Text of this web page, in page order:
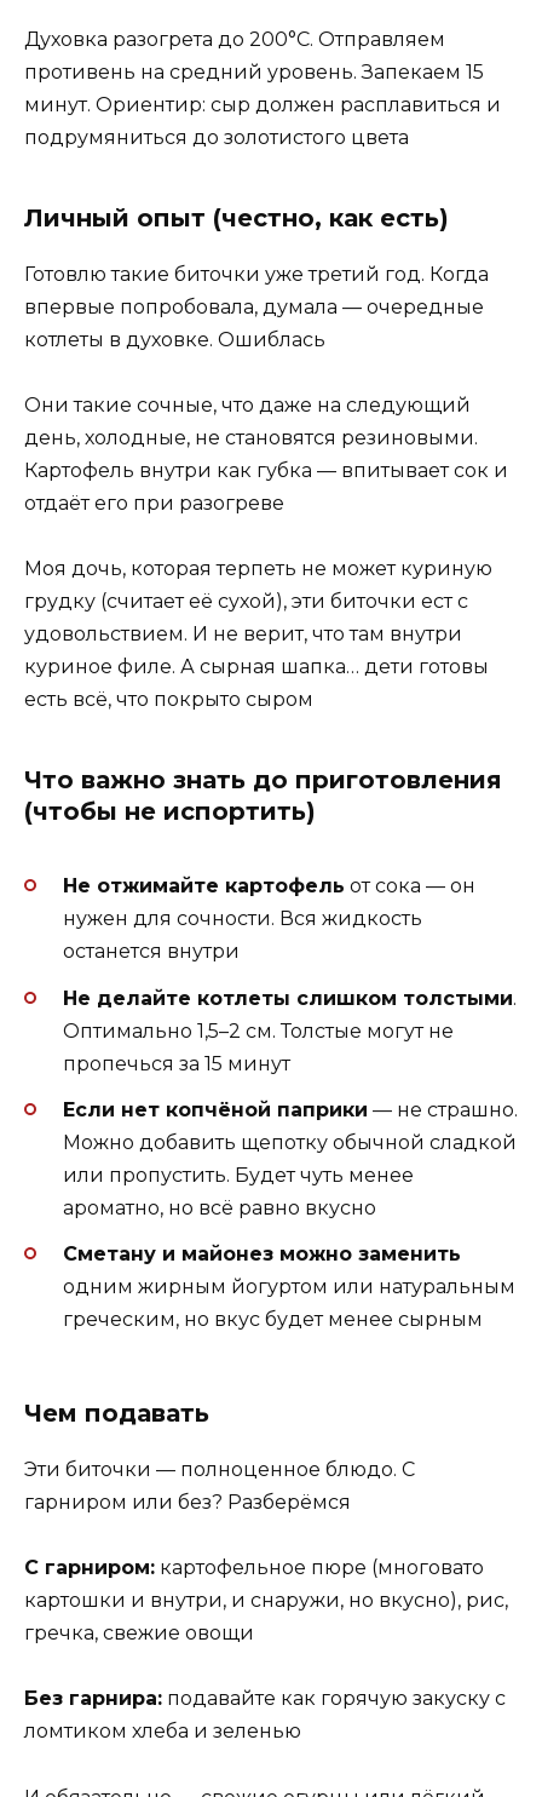
Духовка разогрета до 200°C. Отправляем
противень на средний уровень. Запекаем 15
минут. Ориентир: сыр должен расплавиться и
подрумяниться до золотистого цвета
Личный опыт (честно, как есть)
Готовлю такие биточки уже третий год. Когда
впервые попробовала, думала — очередные
котлеты в духовке. Ошиблась
Они такие сочные, что даже на следующий
день, холодные, не становятся резиновыми.
Картофель внутри как губка — впитывает сок и
отдаёт его при разогреве
Моя дочь, которая терпеть не может куриную
грудку (считает её сухой), эти биточки ест с
удовольствием. И не верит, что там внутри
куриное филе. А сырная шапка… дети готовы
есть всё, что покрыто сыром
Что важно знать до приготовления
(чтобы не испортить)
Не отжимайте картофель от сока — он
нужен для сочности. Вся жидкость
останется внутри
Не делайте котлеты слишком толстыми.
Оптимально 1,5–2 см. Толстые могут не
пропечься за 15 минут
Если нет копчёной паприки — не страшно.
Можно добавить щепотку обычной сладкой
или пропустить. Будет чуть менее
ароматно, но всё равно вкусно
Сметану и майонез можно заменить
одним жирным йогуртом или натуральным
греческим, но вкус будет менее сырным
Чем подавать
Эти биточки — полноценное блюдо. С
гарниром или без? Разберёмся
С гарниром: картофельное пюре (многовато
картошки и внутри, и снаружи, но вкусно), рис,
гречка, свежие овощи
Без гарнира: подавайте как горячую закуску с
ломтиком хлеба и зеленью